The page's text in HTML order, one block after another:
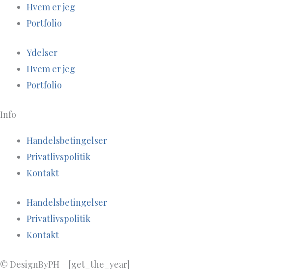
Hvem er jeg
Portfolio
Ydelser
Hvem er jeg
Portfolio
Info
Handelsbetingelser
Privatlivspolitik
Kontakt
Handelsbetingelser
Privatlivspolitik
Kontakt
© DesignByPH – [get_the_year]